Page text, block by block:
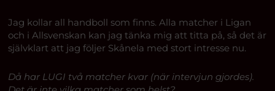
Jag kollar all handboll som finns. Alla matcher i Ligan
och i Allsvenskan kan jag tänka mig att titta på, så det är
självklart att jag följer Skånela med stort intresse nu.
Då har LUGI två matcher kvar (när intervjun gjordes).